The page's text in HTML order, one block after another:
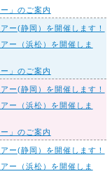
」のご案内
ー(静岡）を開催します！
ー（浜松）を開催しま
」のご案内
ー(静岡）を開催します！
ー（浜松）を開催しま
」のご案内
ー(静岡）を開催します！
ー（浜松）を開催しま